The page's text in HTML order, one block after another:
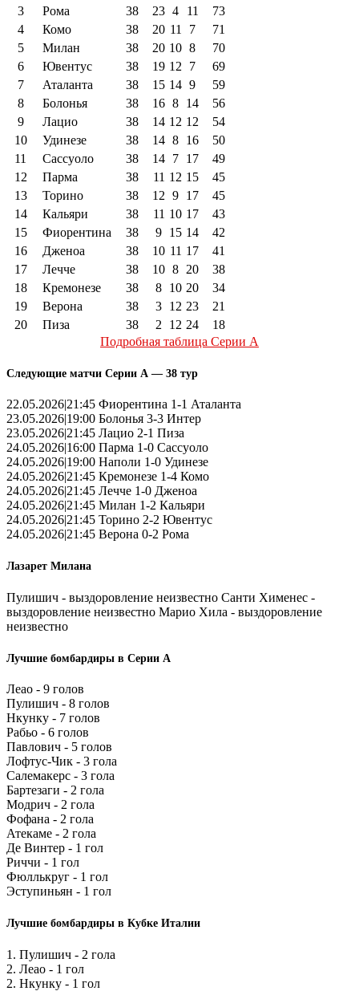
3
Рома 38 23 4 11
73
4
Комо 38 20 11 7
71
5
Милан 38 20 10 8
70
6
Ювентус 38 19 12 7
69
7
Аталанта 38 15 14 9
59
8
Болонья 38 16 8 14
56
9
Лацио 38 14 12 12
54
10
Удинезе 38 14 8 16
50
11
Сассуоло 38 14 7 17
49
12
Парма 38 11 12 15
45
13
Торино 38 12 9 17
45
14
Кальяри 38 11 10 17
43
15
Фиорентина 38 9 15 14
42
16
Дженоа 38 10 11 17
41
17
Лечче 38 10 8 20
38
18
Кремонезе 38 8 10 20
34
19
Верона 38 3 12 23
21
20
Пиза 38 2 12 24
18
Подробная таблица Серии А
Следующие матчи Серии А — 38 тур
22.05.2026|21:45 Фиорентина 1-1 Аталанта
23.05.2026|19:00 Болонья 3-3 Интер
23.05.2026|21:45 Лацио 2-1 Пиза
24.05.2026|16:00 Парма 1-0 Сассуоло
24.05.2026|19:00 Наполи 1-0 Удинезе
24.05.2026|21:45 Кремонезе 1-4 Комо
24.05.2026|21:45 Лечче 1-0 Дженоа
24.05.2026|21:45 Милан 1-2 Кальяри
24.05.2026|21:45 Торино 2-2 Ювентус
24.05.2026|21:45 Верона 0-2 Рома
Лазарет Милана
Пулишич - выздоровление неизвестно Санти Хименес -
выздоровление неизвестно Марио Хила - выздоровление
неизвестно
Лучшие бомбардиры в Серии А
Леао - 9 голов
Пулишич - 8 голов
Нкунку - 7 голов
Рабьо - 6 голов
Павлович - 5 голов
Лофтус-Чик - 3 гола
Салемакерс - 3 гола
Бартезаги - 2 гола
Модрич - 2 гола
Фофана - 2 гола
Атекаме - 2 гола
Де Винтер - 1 гол
Риччи - 1 гол
Фюллькруг - 1 гол
Эступиньян - 1 гол
Лучшие бомбардиры в Кубке Италии
1. Пулишич - 2 гола
2. Леао - 1 гол
2. Нкунку - 1 гол